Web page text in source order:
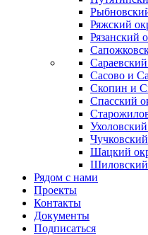
Ряжский
Рязанский
Сасово и
Скопин и
Спасский
Шацкий
Шиловский
Рядом с нами
Проекты
Контакты
Документы
Подписаться